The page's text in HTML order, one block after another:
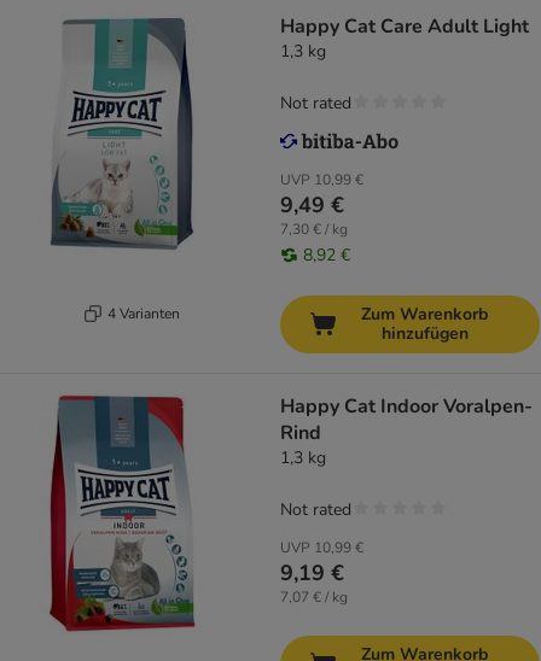
4 Varianten
Happy Cat Care Adult Light
1,3 kg
UVP 10,99 €
9,49 €
7,30 € / kg
8,92 €
Not rated
Zum Warenkorb
hinzufügen
Happy Cat Indoor Voralpen-
Rind
1,3 kg
UVP 10,99 €
9,19 €
7,07 € / kg
Not rated
Zum Warenkorb